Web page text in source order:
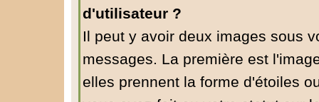
d'utilisateur ?
Il peut y avoir deux images sous
messages. La première est
elles prennent la forme d'étoiles